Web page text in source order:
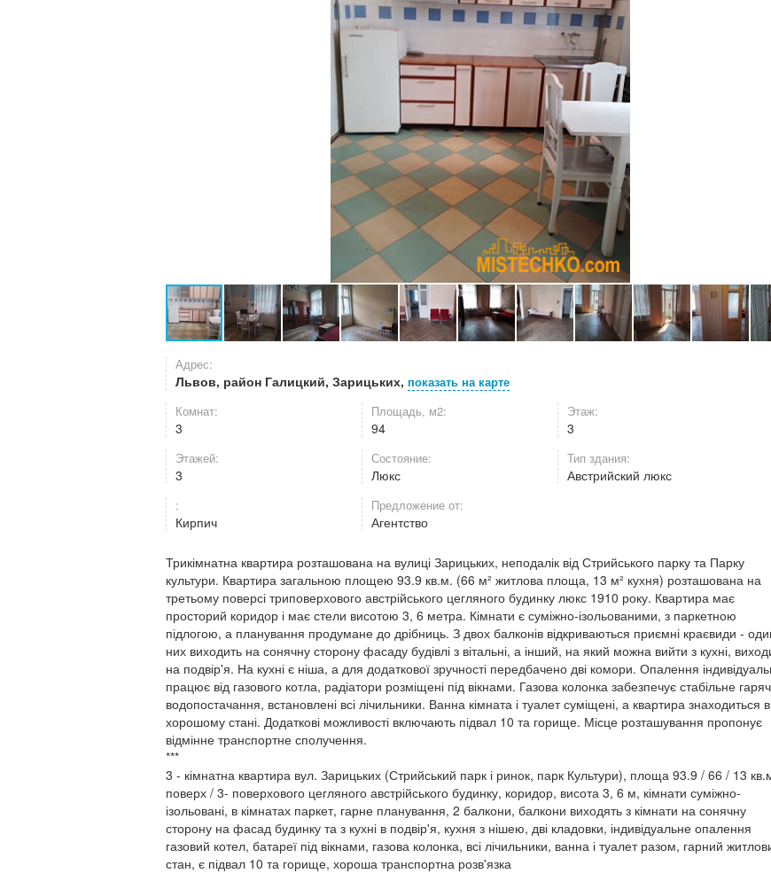
Адрес:
Львов, район Галицкий, Зарицьких, показать на карте
Комнат:
3
Площадь, м2:
94
Этаж:
3
Этажей:
3
Состояние:
Люкс
Тип здания:
Австрийский люкс
:
Кирпич
Предложение от:
Агентство
Трикімнатна квартира розташована на вулиці Зарицьких, неподалік від Стрийського парку та Парку
культури. Квартира загальною площею 93.9 кв.м. (66 м² житлова площа, 13 м² кухня) розташована на
третьому поверсі триповерхового австрійського цегляного будинку люкс 1910 року. Квартира має
просторий коридор і має стели висотою 3, 6 метра. Кімнати є суміжно-ізольованими, з паркетною
підлогою, а планування продумане до дрібниць. З двох балконів відкриваються приємні краєвиди -
них виходить на сонячну сторону фасаду будівлі з вітальні, а інший, на який можна вийти з кухні,
на подвір'я. На кухні є ніша, а для додаткової зручності передбачено дві комори. Опалення
працює від газового котла, радіатори розміщені під вікнами. Газова колонка забезпечує стабільне
водопостачання, встановлені всі лічильники. Ванна кімната і туалет суміщені, а квартира знаходиться в
хорошому стані. Додаткові можливості включають підвал 10 та горище. Місце розташування пропонує
відмінне транспортне сполучення.
***
3 - кімнатна квартира вул. Зарицьких (Стрийський парк і ринок, парк Культури), площа 93.9 / 66 / 13
поверх / 3- поверхового цегляного австрійського будинку, коридор, висота 3, 6 м, кімнати суміжно-
ізольовані, в кімнатах паркет, гарне планування, 2 балкони, балкони виходять з кімнати на сонячну
сторону на фасад будинку та з кухні в подвір'я, кухня з нішею, дві кладовки, індивідуальне опалення
газовий котел, батареї під вікнами, газова колонка, всі лічильники, ванна і туалет разом, гарний
стан, є підвал 10 та горище, хороша транспортна розв'язка